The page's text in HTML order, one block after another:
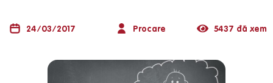
24/03/2017 Procare 5437 đã xem